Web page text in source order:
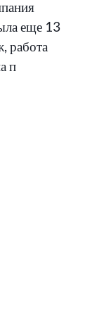
еще 13
работа
п